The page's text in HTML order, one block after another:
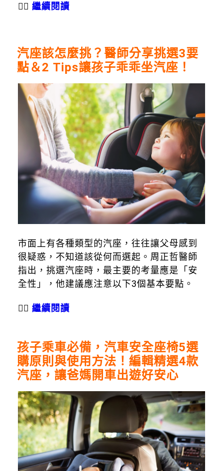
👉🏻 繼續閱讀
汽座該怎麼挑？醫師分享挑選3要
點＆2 Tips讓孩子乖乖坐汽座！
市面上有各種類型的汽座，往往讓父母感到
很疑惑，不知道該從何而選起。周正哲醫師
指出，挑選汽座時，最主要的考量應是「安
全性」，他建議應注意以下3個基本要點。
👉🏻 繼續閱讀
孩子乘車必備，汽車安全座椅5選
購原則與使用方法！編輯精選4款
汽座，讓爸媽開車出遊好安心